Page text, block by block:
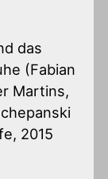
das
(Fabian
Martins,
2015